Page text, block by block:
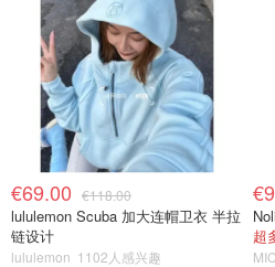
€69.00 €118.00
lululemon Scuba 加大连帽卫衣 半拉
链设计
lululemon 1102人感兴趣
超